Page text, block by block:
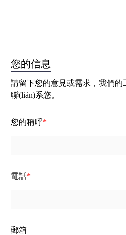
您的信息
請留下您的意見或需求，我們
聯(lián)系您。
您的稱呼*
電話*
郵箱